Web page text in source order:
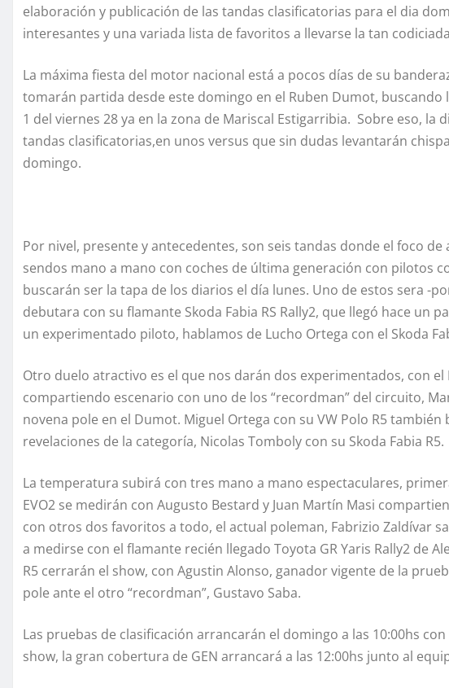
elaboración y publicación de las tandas clasificatorias para el dia
interesantes y una variada lista de favoritos a llevarse la tan
La máxima fiesta del motor nacional está a pocos días de su
tomarán partida desde este domingo en el Ruben Dumot,
1 del viernes 28 ya en la zona de Mariscal Estigarribia. Sobre eso, la
tandas clasificatorias,en unos versus que sin dudas levantarán
domingo.
Por nivel, presente y antecedentes, son seis tandas donde el foco
sendos mano a mano con coches de última generación con pilotos
buscarán ser la tapa de los diarios el día lunes. Uno de estos sera -
debutara con su flamante Skoda Fabia RS Rally2, que llegó hace un
un experimentado piloto, hablamos de Lucho Ortega con el Skoda
Otro duelo atractivo es el que nos darán dos experimentados, con el
compartiendo escenario con uno de los “recordman” del circuito,
novena pole en el Dumot. Miguel Ortega con su VW Polo R5
revelaciones de la categoría, Nicolas Tomboly con su Skoda Fabia R5.
La temperatura subirá con tres mano a mano espectaculares,
EVO2 se medirán con Augusto Bestard y Juan Martín Masi
con otros dos favoritos a todo, el actual poleman, Fabrizio Zaldívar
a medirse con el flamante recién llegado Toyota GR Yaris Rally2 de
R5 cerrarán el show, con Agustin Alonso, ganador vigente de la
pole ante el otro “recordman”, Gustavo Saba.
Las pruebas de clasificación arrancarán el domingo a las 10:00hs
show, la gran cobertura de GEN arrancará a las 12:00hs junto al